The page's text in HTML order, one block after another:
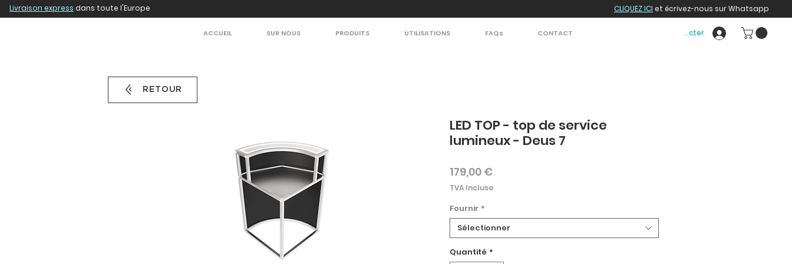
Livraison express dans toute l'Europe CLIQUEZ ICI et écrivez-nous sur Whatsapp
ACCUEIL SUR NOUS PRODUITS UTILISATIONS FAQs CONTACT Se connecter
RETOUR
LED TOP - top de service
lumineux - Deus 7
179,00 €Prix
TVA Incluse
Fournir *
Sélectionner
Quantité *